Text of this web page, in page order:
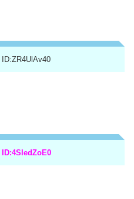
ID:ZR4UlAv40
ID:4SIedZoE0